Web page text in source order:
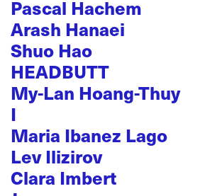
Pascal Hachem
Arash Hanaei
Shuo Hao
HEADBUTT
My-Lan Hoang-Thuy
I
Maria Ibanez Lago
Lev Ilizirov
Clara Imbert